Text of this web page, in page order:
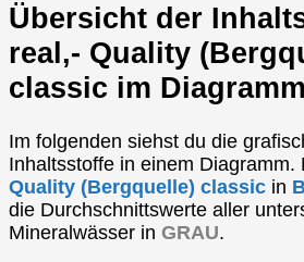
Übersicht der
real,- Quality
classic im Diagramm
Im folgenden siehst du die
Inhaltsstoffe in einem Diagramm.
Quality (Bergquelle) classic in
die Durchschnittswerte aller
Mineralwässer in GRAU.